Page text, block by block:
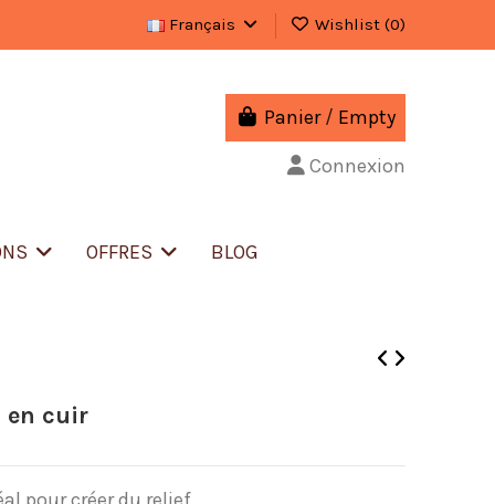
Français Wishlist (0)
Panier / Empty
Connexion
OFFRES
BLOG
en cuir